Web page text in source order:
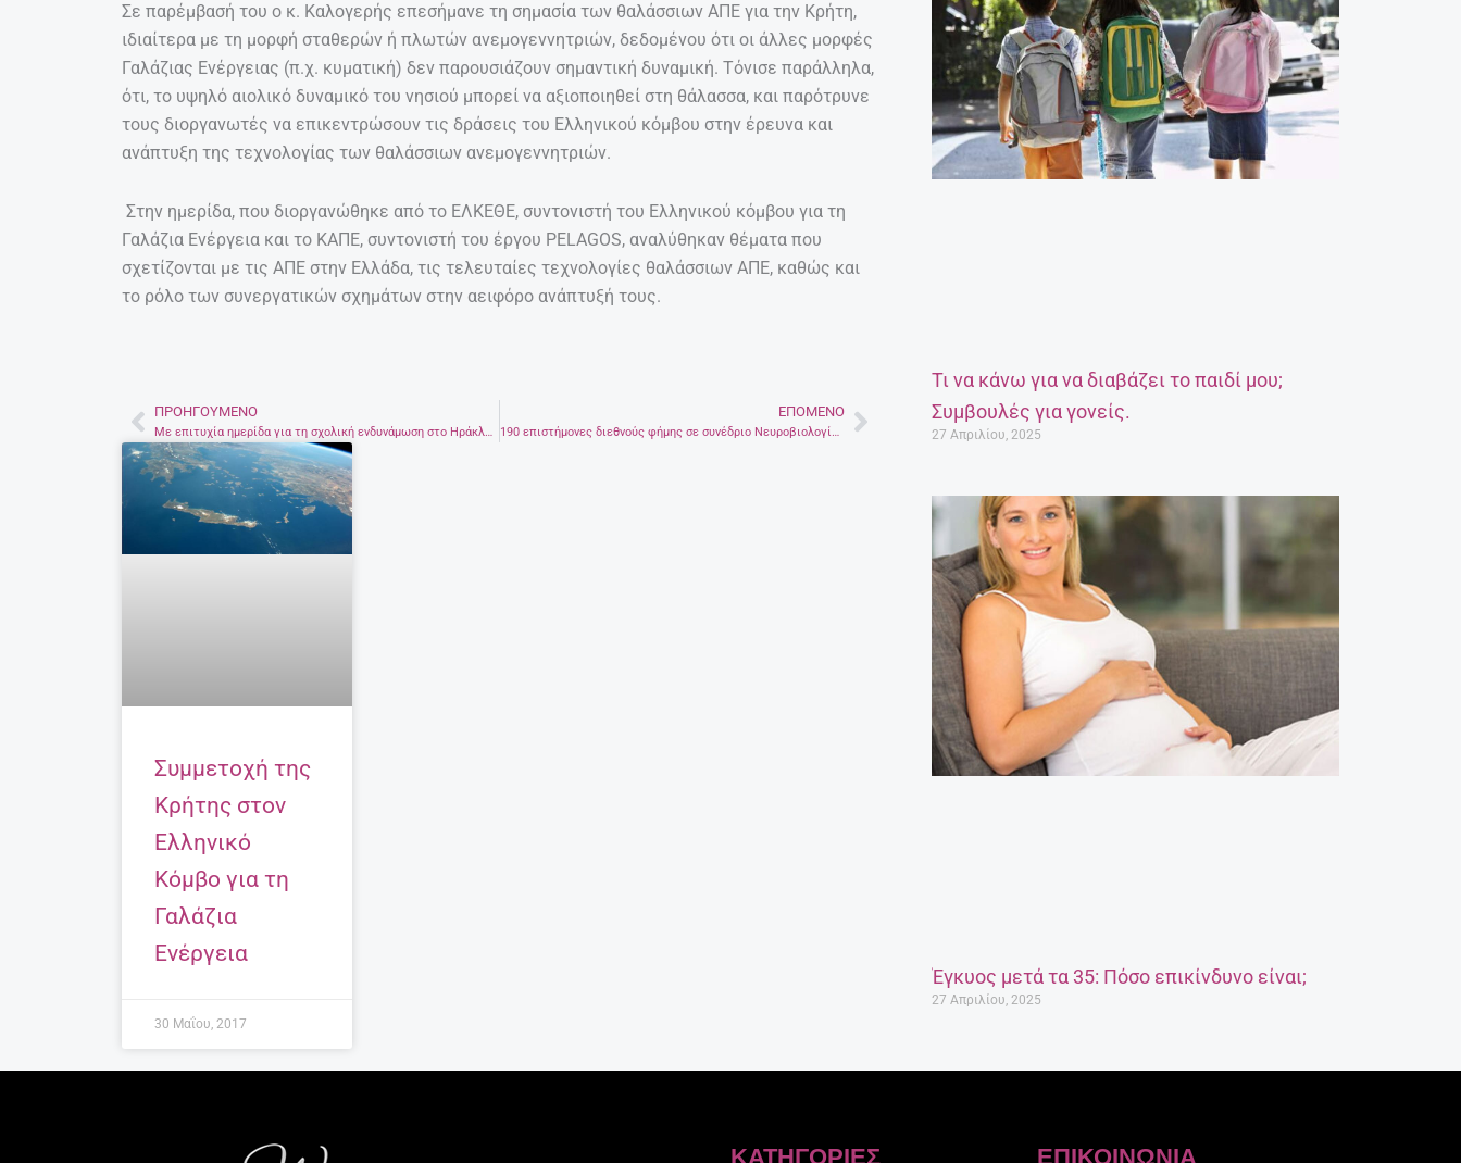
Σε παρέμβασή του ο κ. Καλογερής επεσήμανε τη σημασία των θαλάσσιων ΑΠΕ για την Κρήτη,
ιδιαίτερα με τη μορφή σταθερών ή πλωτών ανεμογεννητριών, δεδομένου ότι οι άλλες μορφές
Γαλάζιας Ενέργειας (π.χ. κυματική) δεν παρουσιάζουν σημαντική δυναμική. Τόνισε παράλληλα,
ότι, το υψηλό αιολικό δυναμικό του νησιού μπορεί να αξιοποιηθεί στη θάλασσα, και παρότρυνε
τους διοργανωτές να επικεντρώσουν τις δράσεις του Ελληνικού κόμβου στην έρευνα και
ανάπτυξη της τεχνολογίας των θαλάσσιων ανεμογεννητριών.
Στην ημερίδα, που διοργανώθηκε από το ΕΛΚΕΘΕ, συντονιστή του Ελληνικού κόμβου για τη
Γαλάζια Ενέργεια και το ΚΑΠΕ, συντονιστή του έργου PELAGOS, αναλύθηκαν θέματα που
σχετίζονται με τις ΑΠΕ στην Ελλάδα, τις τελευταίες τεχνολογίες θαλάσσιων ΑΠΕ, καθώς και
το ρόλο των συνεργατικών σχημάτων στην αειφόρο ανάπτυξή τους.
Prev
ΠΡΟΗΓΟΎΜΕΝΟ
Με επιτυχία ημερίδα για τη σχολική ενδυνάμωση στο Ηράκλειο
ΕΠΌΜΕΝΟ
190 επιστήμονες διεθνούς φήμης σε συνέδριο Νευροβιολογίας στο Φόδελε Next
Συμμετοχή της
Κρήτης στον
Ελληνικό
Κόμβο για τη
Γαλάζια
Ενέργεια
30 Μαΐου, 2017
Τι να κάνω για να διαβάζει το παιδί μου;
Συμβουλές για γονείς.
27 Απριλίου, 2025
Έγκυος μετά τα 35: Πόσο επικίνδυνο είναι;
27 Απριλίου, 2025